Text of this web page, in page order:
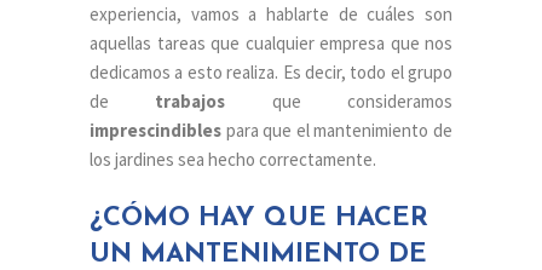
experiencia, vamos a hablarte de cuáles son
aquellas tareas que cualquier empresa que nos
dedicamos a esto realiza. Es decir, todo el grupo
de trabajos que consideramos
imprescindibles para que el mantenimiento de
los jardines sea hecho correctamente.
¿CÓMO HAY QUE HACER
UN MANTENIMIENTO DE